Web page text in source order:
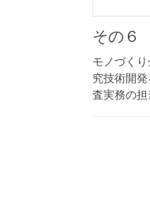
その６
モノづく
究技術開
査実務の